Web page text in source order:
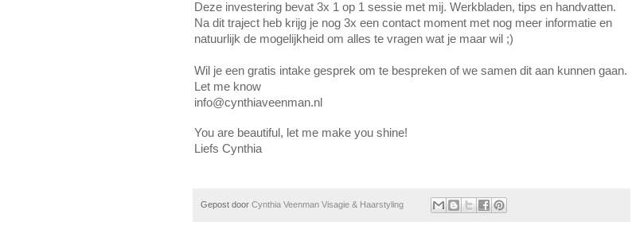
Deze investering bevat 3x 1 op 1 sessie met mij. Werkbladen, tips en handvatten.
Na dit traject heb krijg je nog 3x een contact moment met nog meer informatie en
natuurlijk de mogelijkheid om alles te vragen wat je maar wil ;)
Wil je een gratis intake gesprek om te bespreken of we samen dit aan kunnen gaan.
Let me know
info@cynthiaveenman.nl
You are beautiful, let me make you shine!
Liefs Cynthia
Gepost door Cynthia Veenman Visagie & Haarstyling